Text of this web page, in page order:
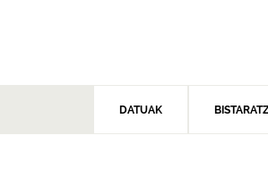
DATUAK